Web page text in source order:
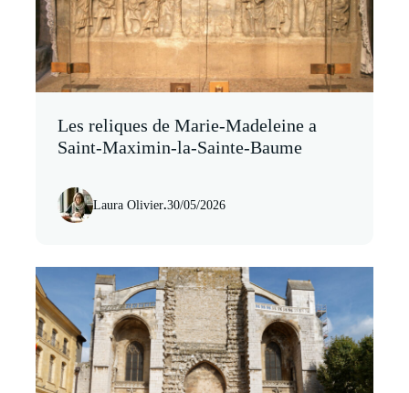
Les reliques de Marie-Madeleine a
Saint-Maximin-la-Sainte-Baume
Laura Olivier.30/05/2026